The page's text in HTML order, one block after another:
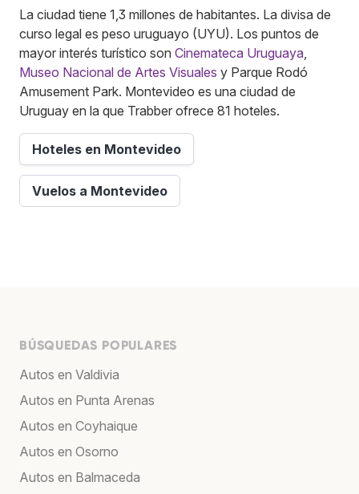
La ciudad tiene 1,3 millones de habitantes. La divisa de
curso legal es peso uruguayo (UYU). Los puntos de
mayor interés turístico son Cinemateca Uruguaya
Museo Nacional de Artes Visuales y Parque Rodó
Amusement Park. Montevideo es una ciudad de
Uruguay en la que Trabber ofrece 81 hoteles.
Hoteles en Montevideo
Vuelos a Montevideo
BÚSQUEDAS POPULARES
Autos en Valdivia
Autos en Punta Arenas
Autos en Coyhaique
Autos en Osorno
Autos en Balmaceda